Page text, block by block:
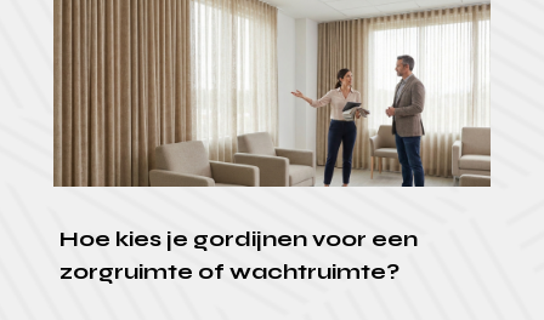
Hoe kies je gordijnen voor een
zorgruimte of wachtruimte?